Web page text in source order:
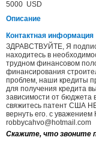
5000 USD
Описание
Контактная информация
ЗДРАВСТВУЙТЕ, Я
находитесь в
трудном финансовом
финансирования
проблем, наши кредиты
для получения кредита
зависимости от бюджета
свяжитесь патент США
вернуть его. с
robbycahvo@hotmail.com
Скажите, что звоните